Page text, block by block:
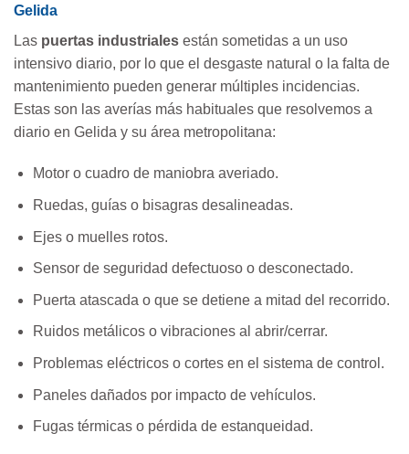
Gelida
Las puertas industriales están sometidas a un uso
intensivo diario, por lo que el desgaste natural o la falta de
mantenimiento pueden generar múltiples incidencias.
Estas son las averías más habituales que resolvemos a
diario en Gelida y su área metropolitana:
Motor o cuadro de maniobra averiado.
Ruedas, guías o bisagras desalineadas.
Ejes o muelles rotos.
Sensor de seguridad defectuoso o desconectado.
Puerta atascada o que se detiene a mitad del recorrido.
Ruidos metálicos o vibraciones al abrir/cerrar.
Problemas eléctricos o cortes en el sistema de control.
Paneles dañados por impacto de vehículos.
Fugas térmicas o pérdida de estanqueidad.